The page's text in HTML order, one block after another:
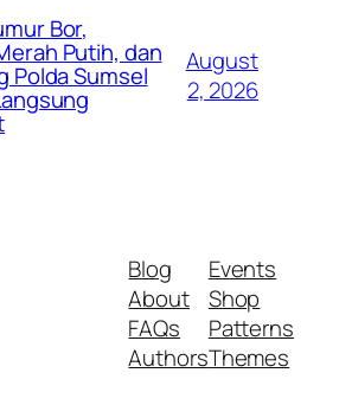
Bor,
Putih, dan
Polda Sumsel
August
2, 2026
Blog
About
FAQs
Authors
Events
Shop
Patterns
Themes